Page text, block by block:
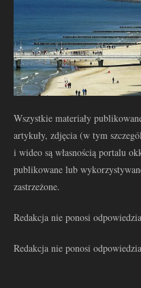
Wszystkie materiały
artykuły, zdjęcia (w tym
i wideo są własnością portalu
publikowane lub
zastrzeżone.
Redakcja nie ponosi
Redakcja nie ponosi